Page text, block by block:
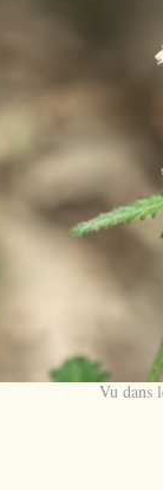
Vu dans